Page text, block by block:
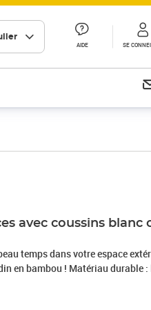
AIDE SE
avec coussins blanc
temps dans votre espace
en bambou ! Matériau durable :
Les meubles en bambou